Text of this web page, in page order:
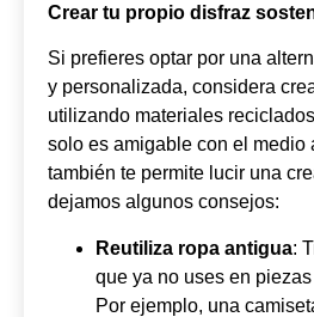
Crear tu propio disfraz
Si prefieres optar por una
y personalizada, considera
utilizando materiales
solo es amigable con el medio
también te permite lucir una
dejamos algunos consejos:
Reutiliza ropa antigua:
que ya no uses en
Por ejemplo, una